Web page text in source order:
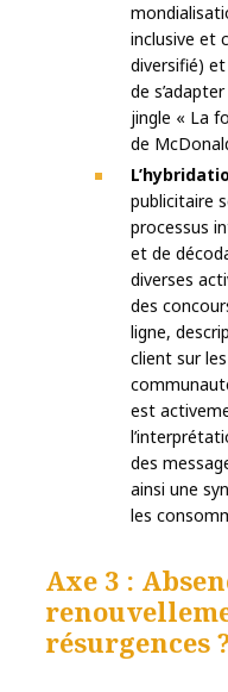
inclusive et
diversifié)
de
jingle « La
de
publicitaire
processus
et de
diverses
des
ligne,
client sur
est
des
ainsi une
les
Axe 3 :
résurgences